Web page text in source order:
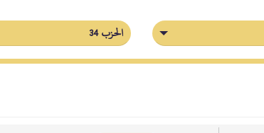
الحزب 34